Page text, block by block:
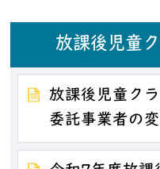
放課後児童
放課後児童ク
委託事業者の